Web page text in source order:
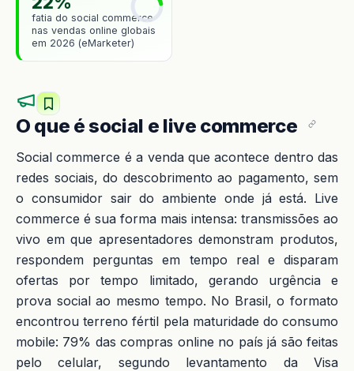
fatia do social commerce
nas vendas online globais
em 2026 (eMarketer)
O que é social e live commerce
Social commerce é a venda que acontece dentro das
redes sociais, do descobrimento ao pagamento, sem
o consumidor sair do ambiente onde já está. Live
commerce é sua forma mais intensa: transmissões ao
vivo em que apresentadores demonstram produtos,
respondem perguntas em tempo real e disparam
ofertas por tempo limitado, gerando urgência e
prova social ao mesmo tempo. No Brasil, o formato
encontrou terreno fértil pela maturidade do consumo
mobile: 79% das compras online no país já são feitas
pelo celular, segundo levantamento da Visa